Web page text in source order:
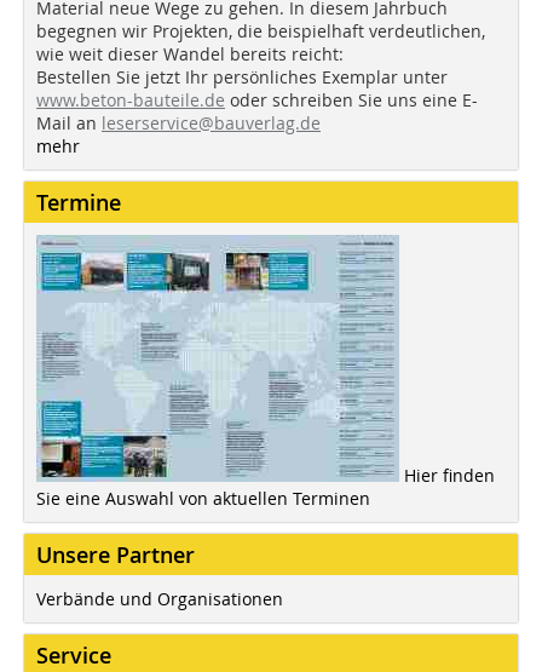
Material neue Wege zu gehen. In diesem Jahrbuch
begegnen wir Projekten, die beispielhaft verdeutlichen,
wie weit dieser Wandel bereits reicht:
Bestellen Sie jetzt Ihr persönliches Exemplar unter
www.beton-bauteile.de oder schreiben Sie uns eine E-
Mail an leserservice@bauverlag.de
mehr
Termine
Hier finden
Sie eine Auswahl von aktuellen Terminen
Unsere Partner
Verbände und Organisationen
Service